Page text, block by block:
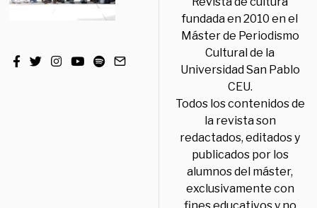
fundada en 2010 en el
Máster de Periodismo
Cultural de la
Universidad San Pablo
CEU.
Todos los contenidos de
la revista son
redactados, editados y
publicados por los
alumnos del máster,
exclusivamente con